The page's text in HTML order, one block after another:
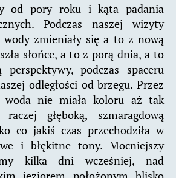
od pory roku i kąta padania
Podczas naszej wizyty
wody zmieniały się a to z nową
słońce, a to z porą dnia, a to
podczas spaceru
odległości od brzegu. Przez
woda nie miała koloru aż tak
głęboką, szmaragdową
co jakiś czas przechodziła w
i błękitne tony. Mocniejszy
kilka dni wcześniej, nad